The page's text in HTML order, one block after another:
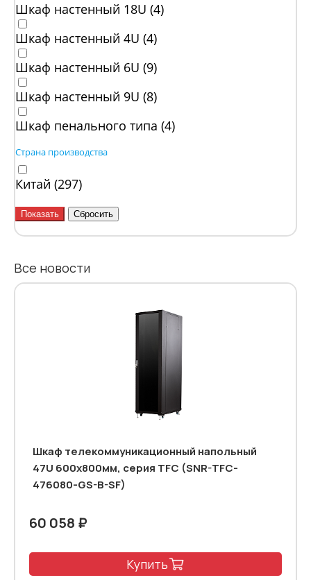
Шкаф настенный 18U (4)
Шкаф настенный 4U (4)
Шкаф настенный 6U (9)
Шкаф настенный 9U (8)
Шкаф пенального типа (4)
Страна производства
Китай (297)
Все новости
Шкаф телекоммуникационный напольный
47U 600x800мм, серия TFC (SNR-TFC-
476080-GS-B-SF)
60 058 ₽
Купить